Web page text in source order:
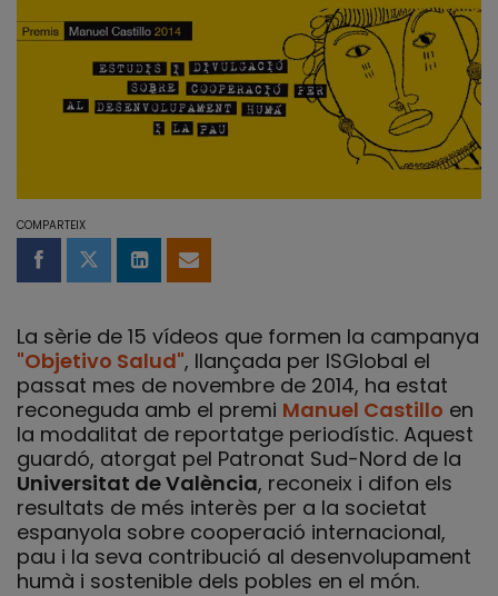
COMPARTEIX
Compartir a Facebook
Compartir a Twitter
Comparteix a LinkedIn
Comparteix per email
La sèrie de 15 vídeos que formen la campanya
"Objetivo Salud", llançada per ISGlobal el
passat mes de novembre de 2014, ha estat
reconeguda amb el premi Manuel Castillo en
la modalitat de reportatge periodístic. Aquest
guardó, atorgat pel Patronat Sud-Nord de la
Universitat de València, reconeix i difon els
resultats de més interès per a la societat
espanyola sobre cooperació internacional,
pau i la seva contribució al desenvolupament
humà i sostenible dels pobles en el món.